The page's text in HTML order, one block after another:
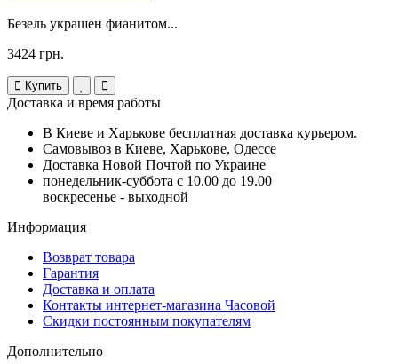
Безель украшен фианитом...
3424 грн.
Купить
Доставка и время работы
В Киеве и Харькове бесплатная доставка курьером.
Самовывоз в Киеве, Харькове, Одессе
Доставка Новой Почтой по Украине
понедельник-суббота с 10.00 до 19.00
воскресенье - выходной
Информация
Возврат товара
Гарантия
Доставка и оплата
Контакты интернет-магазина Часовой
Скидки постоянным покупателям
Дополнительно